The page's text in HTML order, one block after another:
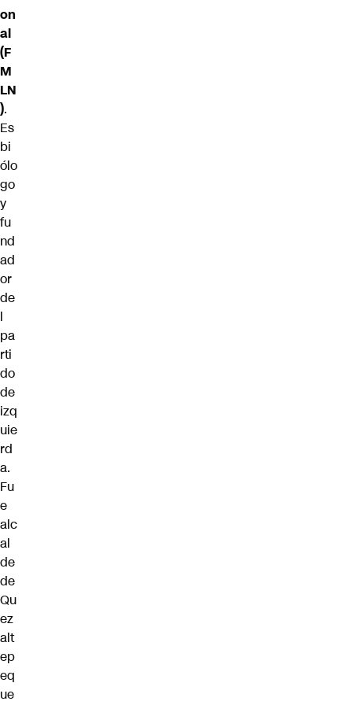
on
al
(F
M
LN
).
Es
bi
ólo
go
y
fu
nd
ad
or
de
l
pa
rti
do
de
izq
uie
rd
a.
Fu
e
alc
al
de
de
Qu
ez
alt
ep
eq
ue